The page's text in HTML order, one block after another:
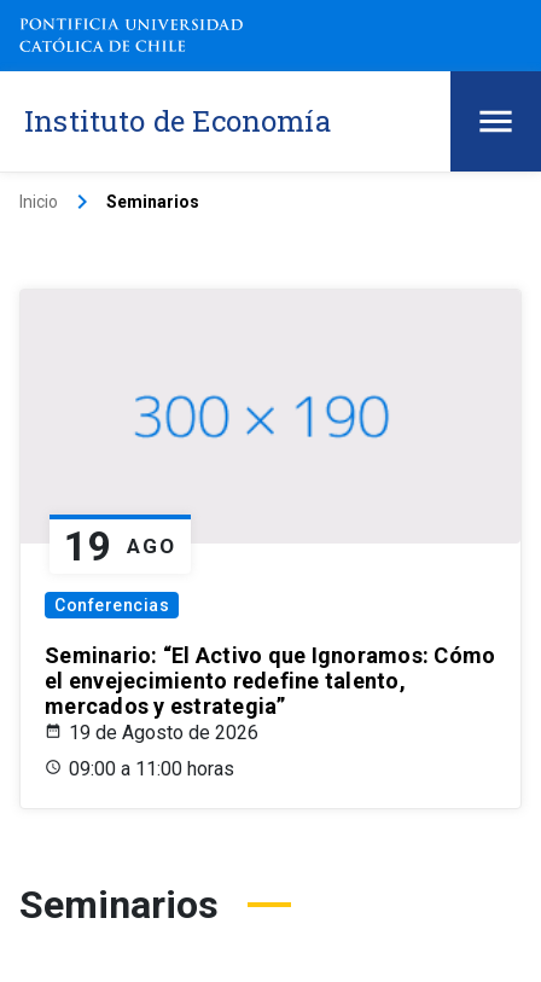
Instituto de Economía
Inicio keyboard_arrow_right Seminarios
19 AGO
Conferencias
Seminario: “El Activo que Ignoramos: Cómo
el envejecimiento redefine talento,
mercados y estrategia”
19 de Agosto de 2026
09:00 a 11:00 horas
Seminarios